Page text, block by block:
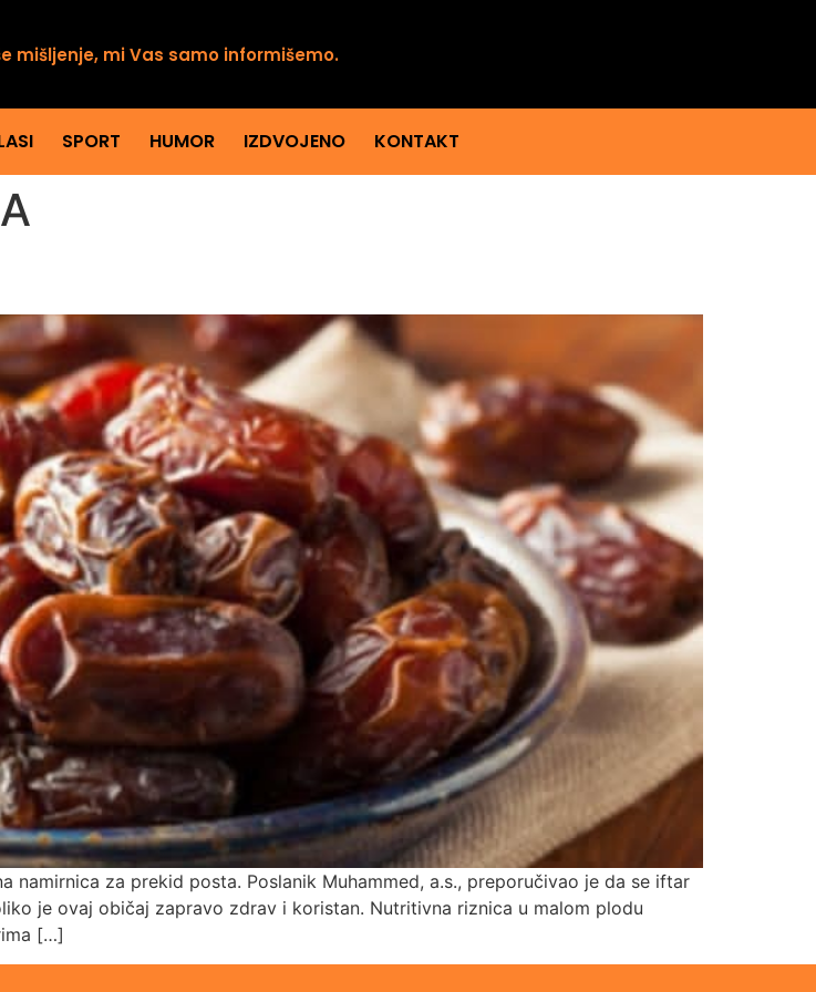
mišljenje, mi Vas samo informišemo.
SPORT HUMOR IZDVOJENO KONTAKT
namirnica za prekid posta. Poslanik Muhammed, a.s., preporučivao je da se iftar
je ovaj običaj zapravo zdrav i koristan. Nutritivna riznica u malom plodu
[…]